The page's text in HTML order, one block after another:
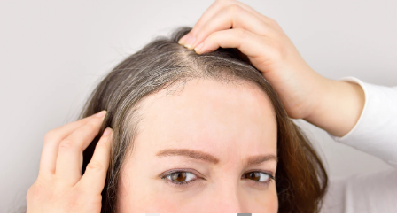
» Vida